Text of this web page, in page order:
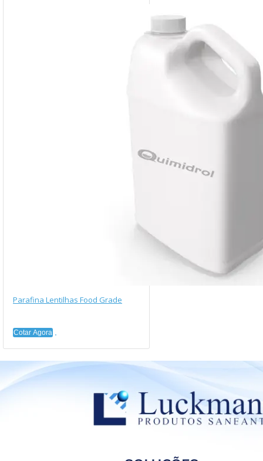
Parafina Lentilhas Food Grade
Cotar Agora